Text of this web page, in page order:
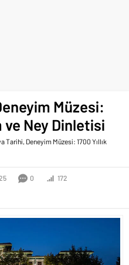
Müzesi:
ve Ney Dinletisi
Tarihi, Deneyim Müzesi: 1700 Yıllık
0 172